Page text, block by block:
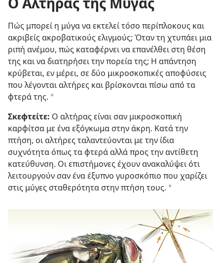
Πώς μπορεί η μύγα να εκτελεί τόσο περίπλοκους και
ακριβείς ακροβατικούς ελιγμούς; Όταν τη χτυπάει μια
ριπή ανέμου, πώς καταφέρνει να επανέλθει στη θέση
της και να διατηρήσει την πορεία της; Η απάντηση
κρύβεται, εν μέρει, σε δύο μικροσκοπικές αποφύσεις
που λέγονται αλτήρες και βρίσκονται πίσω από τα
φτερά της. *
Σκεφτείτε: Ο αλτήρας είναι σαν μικροσκοπική
καρφίτσα με ένα εξόγκωμα στην άκρη. Κατά την
πτήση, οι αλτήρες ταλαντεύονται με την ίδια
συχνότητα όπως τα φτερά αλλά προς την αντίθετη
κατεύθυνση. Οι επιστήμονες έχουν ανακαλύψει ότι
λειτουργούν σαν ένα έξυπνο γυροσκόπιο που χαρίζει
στις μύγες σταθερότητα στην πτήση τους. *